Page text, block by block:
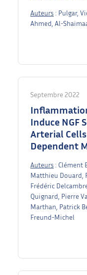
Auteurs : Pulgar,
Ahmed, Al-
Septembre 2022
Induce NGF
Arterial
Dependent
Auteurs : Clément
Matthieu Douard,
Frédéric
Quignard, Pierre
Marthan, Patrick
Freund-Michel